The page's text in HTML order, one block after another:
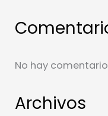
No hay
Archivos